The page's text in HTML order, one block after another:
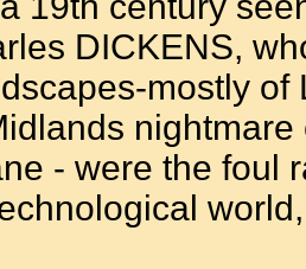
DICKENS,
mostly of
- were the foul